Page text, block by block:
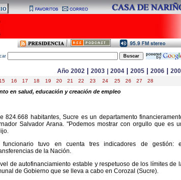
Año 2002 | 2003 2004 | 2005 | 2006 |
15 16 17 18 19 20 21 22 23 24 25 26 27 28
en salud, educación y creación de empleo
824.668 habitantes, Sucre es un departamento
Salvador Arana. "Podemos mostrar con orgullo que es
tuvo en cuenta tres indicadores de gestión: el
de la Nación.
de autofinanciamiento estable y respetuoso de los límites de
de Gobierno que se lleva a cabo en Corozal (Sucre).